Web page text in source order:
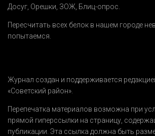
Досуг Орешки ЗОЖ Блиц-опрос
Пересчитать всех белок в нашем городе
попытаемся.
Журнал создан и поддерживается
«Советский район».
Перепечатка материалов возможна при
прямой гиперссылки на страницу,
публикации. Эта ссылка должна быть